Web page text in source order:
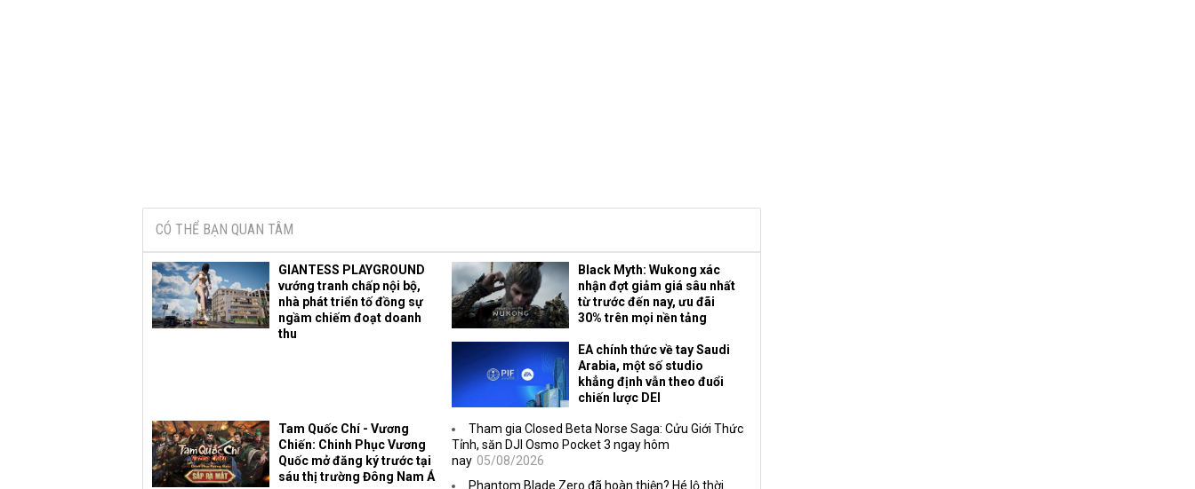
CÓ THỂ BẠN QUAN TÂM
GIANTESS PLAYGROUND
vướng tranh chấp nội bộ,
nhà phát triển tố đồng sự
ngầm chiếm đoạt doanh
thu
Black Myth: Wukong xác
nhận đợt giảm giá sâu nhất
từ trước đến nay, ưu đãi
30% trên mọi nền tảng
EA chính thức về tay Saudi
Arabia, một số studio
khẳng định vẫn theo đuổi
chiến lược DEI
Tam Quốc Chí - Vương
Chiến: Chinh Phục Vương
Quốc mở đăng ký trước tại
sáu thị trường Đông Nam Á
Tham gia Closed Beta Norse Saga: Cửu Giới Thức
Tỉnh, săn DJI Osmo Pocket 3 ngay hôm
nay 05/08/2026
Phantom Blade Zero đã hoàn thiện? Hé lộ thời